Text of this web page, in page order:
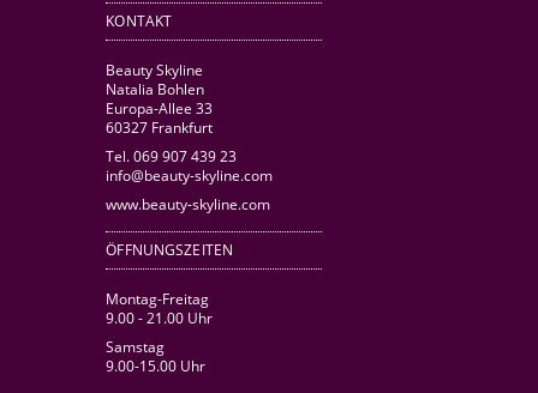
KONTAKT
Beauty Skyline
Natalia Bohlen
Europa-Allee 33
60327 Frankfurt
Tel. 069 907 439 23
info@beauty-skyline.com
www.beauty-skyline.com
ÖFFNUNGSZEITEN
Montag-Freitag
9.00 - 21.00 Uhr
Samstag
9.00-15.00 Uhr